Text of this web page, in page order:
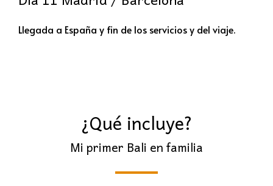
Llegada a España y fin de los servicios y del viaje.
¿Qué incluye?
Mi primer Bali en familia